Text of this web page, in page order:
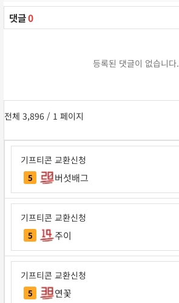
댓글0
등록된 댓글이 없습니다.
전체 3,896 / 1 페이지
기프티콘 교환신청
5 버섯배그
기프티콘 교환신청
5 주이
기프티콘 교환신청
5 연꽃